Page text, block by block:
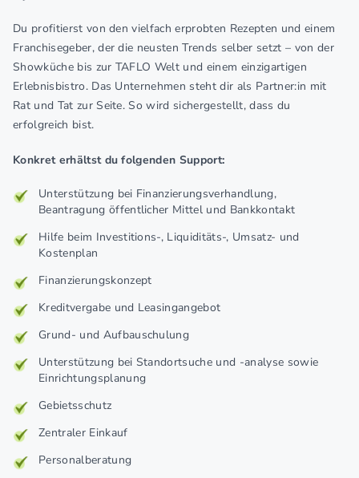
Du profitierst von den vielfach erprobten Rezepten und einem
Franchisegeber, der die neusten Trends selber setzt – von der
Showküche bis zur TAFLO Welt und einem einzigartigen
Erlebnisbistro. Das Unternehmen steht dir als Partner:in mit
Rat und Tat zur Seite. So wird sichergestellt, dass du
erfolgreich bist.
Konkret erhältst du folgenden Support:
Unterstützung bei Finanzierungsverhandlung,
Beantragung öffentlicher Mittel und Bankkontakt
Hilfe beim Investitions-, Liquiditäts-, Umsatz- und
Kostenplan
Finanzierungskonzept
Kreditvergabe und Leasingangebot
Grund- und Aufbauschulung
Unterstützung bei Standortsuche und -analyse sowie
Einrichtungsplanung
Gebietsschutz
Zentraler Einkauf
Personalberatung